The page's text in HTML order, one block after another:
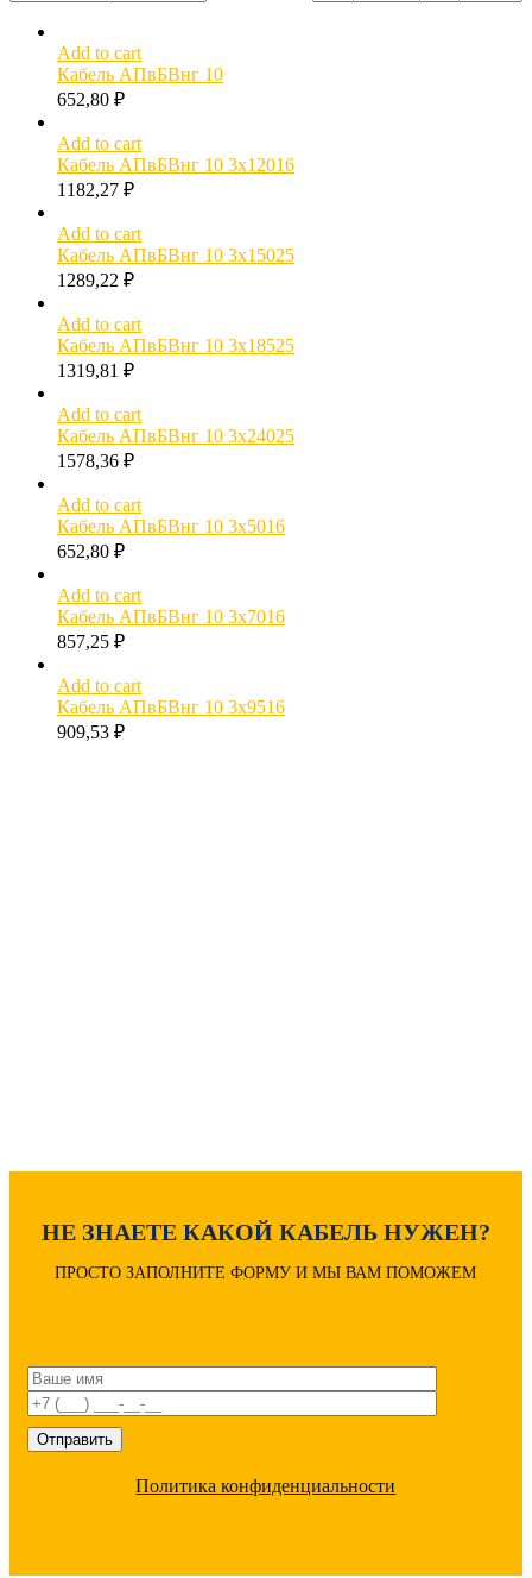
Add to cart
Кабель АПвБВнг 10
652,80 ₽
Add to cart
Кабель АПвБВнг 10 3х12016
1182,27 ₽
Add to cart
Кабель АПвБВнг 10 3х15025
1289,22 ₽
Add to cart
Кабель АПвБВнг 10 3х18525
1319,81 ₽
Add to cart
Кабель АПвБВнг 10 3х24025
1578,36 ₽
Add to cart
Кабель АПвБВнг 10 3х5016
652,80 ₽
Add to cart
Кабель АПвБВнг 10 3х7016
857,25 ₽
Add to cart
Кабель АПвБВнг 10 3х9516
909,53 ₽
НЕ ЗНАЕТЕ КАКОЙ КАБЕЛЬ НУЖЕН?
ПРОСТО ЗАПОЛНИТЕ ФОРМУ И МЫ ВАМ ПОМОЖЕМ
Политика конфиденциальности